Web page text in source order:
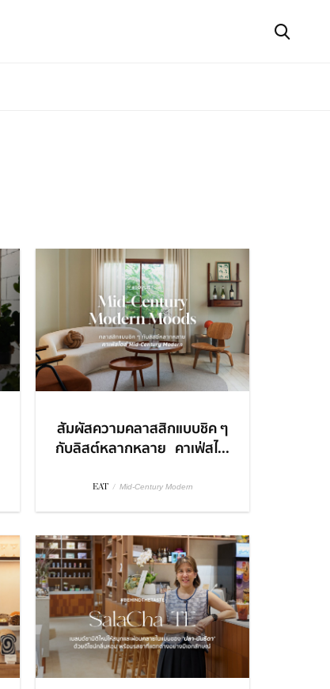
สัมผัสความคลาสสิกแบบชิค ๆ
กับลิสต์หลากหลาย คาเฟ่สไ...
EAT / Mid-Century Modern